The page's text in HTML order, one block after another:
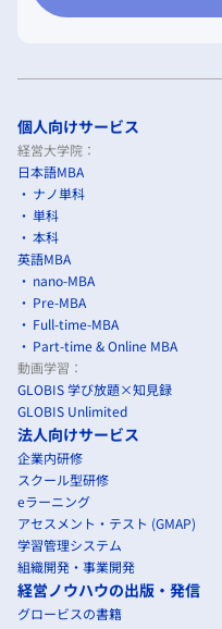
個人向けサービス
経営大学院：
日本語MBA
ナノ単科
単科
本科
英語MBA
nano-MBA
Pre-MBA
Full-time-MBA
Part-time & Online MBA
動画学習：
GLOBIS 学び放題×知見録
GLOBIS Unlimited
法人向けサービス
企業内研修
スクール型研修
eラーニング
アセスメント・テスト (GMAP)
学習管理システム
組織開発・事業開発
経営ノウハウの出版・発信
グロービスの書籍